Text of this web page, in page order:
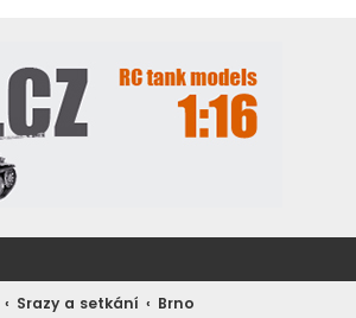
Srazy a setkání Brno